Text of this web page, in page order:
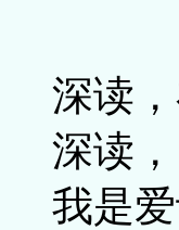
深读
深读
我是